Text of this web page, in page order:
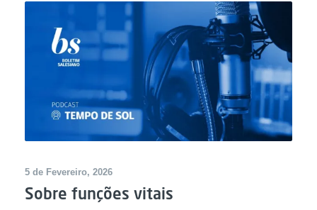
5 de Fevereiro, 2026
Sobre funções vitais